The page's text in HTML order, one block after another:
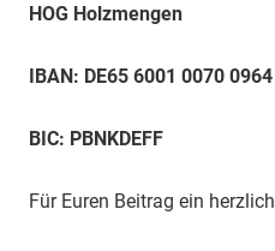
HOG Holzmengen
IBAN: DE65 6001 0070
BIC: PBNKDEFF
Für Euren Beitrag ein